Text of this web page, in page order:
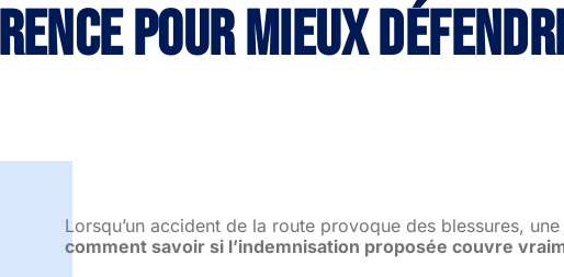
pour mieux
Lorsqu’un accident de la route provoque des blessures,
comment savoir si l’indemnisation proposée couvre